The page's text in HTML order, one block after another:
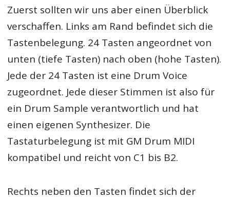
Zuerst sollten wir uns aber einen Überblick
verschaffen. Links am Rand befindet sich die
Tastenbelegung. 24 Tasten angeordnet von
unten (tiefe Tasten) nach oben (hohe Tasten).
Jede der 24 Tasten ist eine Drum Voice
zugeordnet. Jede dieser Stimmen ist also für
ein Drum Sample verantwortlich und hat
einen eigenen Synthesizer. Die
Tastaturbelegung ist mit GM Drum MIDI
kompatibel und reicht von C1 bis B2.
Rechts neben den Tasten findet sich der